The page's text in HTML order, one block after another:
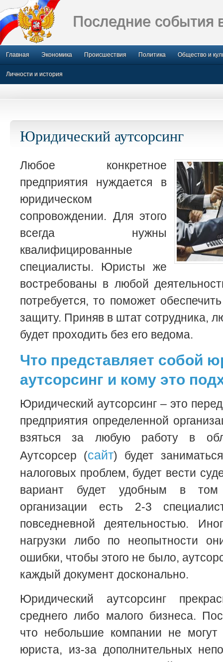
Последние события
Главная Экономика Происшествия Политика Общество и
Личности и история
Юридический аутсорсинг
Любое конкретное
предприятия нуждается в
юридическом
сопровождении. Для этого
всегда нужны
квалифицированные
специалисты. Юристы же
востребованы в любой
потребуется, то поможет
защиту. Приняв в штат сотрудника,
будет проходить без его ведома.
Что представляет собой
аутсорсинг и кому это
Юридический аутсорсинг – это
предприятия определенной
взяться за любую работу в
Аутсорсер (сайт) будет
налоговых проблем, будет вести
вариант будет удобным в
организации есть 2-3
повседневной деятельностью.
нагрузки либо по неопытности
ошибки, чтобы этого не было,
каждый документ досконально.
Юридический аутсорсинг
среднего либо малого бизнеса.
что небольшие компании не могут
юриста, из-за дополнительных